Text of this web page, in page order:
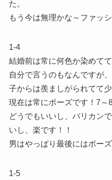
た。
もう今は無理かな～ファッ
1-4
結婚前は常に何色か染めてて
自分で言うのもなんですが
子からは羨ましがられてて
現在は常にボーズです！7
どうでもいいし、バリカン
いし、楽です！！
男はやっぱり最後にはボー
1-5